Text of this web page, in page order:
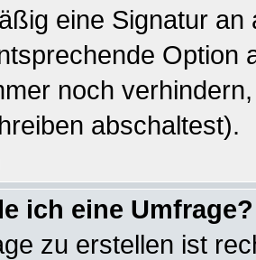
eine Signatur
Option
noch
abschaltest).
ich eine Umfrage?
zu erstellen ist